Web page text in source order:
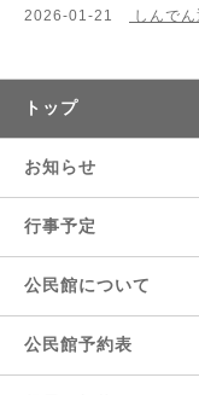
2026-01-21 しんで
トップ
お知らせ
行事予定
公民館について
公民館予約表